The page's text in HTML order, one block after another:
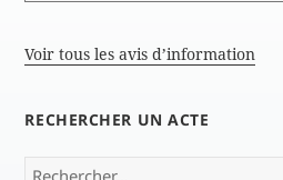
Voir tous les avis d’information
RECHERCHER UN ACTE
Rechercher :